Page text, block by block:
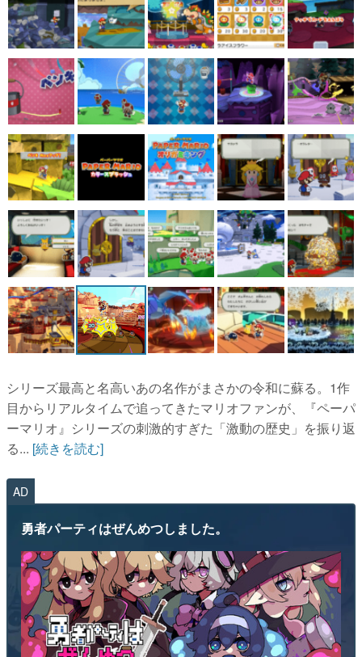
シリーズ最高と名高いあの名作がまさかの令和に蘇る。1作
目からリアルタイムで追ってきたマリオファンが、『ペーパ
ーマリオ』シリーズの刺激的すぎた「激動の歴史」を振り返
る... [続きを読む]
AD
勇者パーティはぜんめつしました。